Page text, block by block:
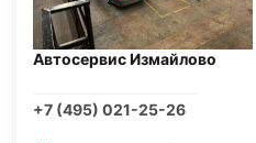
Автосервис Измайлово
+7 (495) 021-25-26